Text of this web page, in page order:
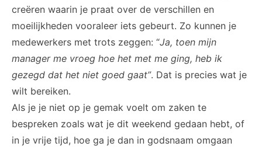
creëren waarin je praat over de verschillen en
moeilijkheden vooraleer iets gebeurt. Zo kunnen je
medewerkers met trots zeggen: “Ja, toen mijn
manager me vroeg hoe het met me ging, heb ik
gezegd dat het niet goed gaat”. Dat is precies wat je
wilt bereiken.
Als je je niet op je gemak voelt om zaken te
bespreken zoals wat je dit weekend gedaan hebt, of
in je vrije tijd, hoe ga je dan in godsnaam omgaan